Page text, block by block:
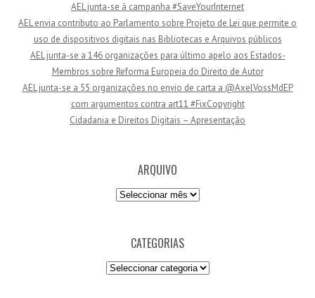
e
AEL junta-se à campanha #SaveYourInternet
AEL envia contributo ao Parlamento sobre Projeto de Lei que permite o
uso de dispositivos digitais nas Bibliotecas e Arquivos públicos
AEL junta-se a 146 organizações para último apelo aos Estados-
Membros sobre Reforma Europeia do Direito de Autor
AEL junta-se a 55 organizações no envio de carta a @AxelVossMdEP
com argumentos contra art11 #FixCopyright
Cidadania e Direitos Digitais – Apresentação
ARQUIVO
Arquivo
CATEGORIAS
Categorias